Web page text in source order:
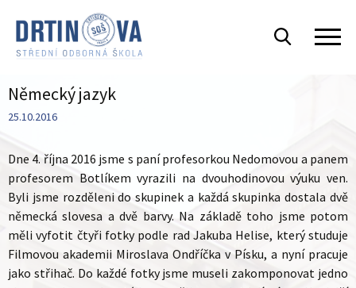
Německý jazyk
25.10.2016
Dne 4. října 2016 jsme s paní profesorkou Nedomovou a panem
profesorem Botlíkem vyrazili na dvouhodinovou výuku ven.
Byli jsme rozděleni do skupinek a každá skupinka dostala dvě
německá slovesa a dvě barvy. Na základě toho jsme potom
měli vyfotit čtyři fotky podle rad Jakuba Helise, který studuje
Filmovou akademii Miroslava Ondříčka v Písku, a nyní pracuje
jako střihač. Do každé fotky jsme museli zakomponovat jedno